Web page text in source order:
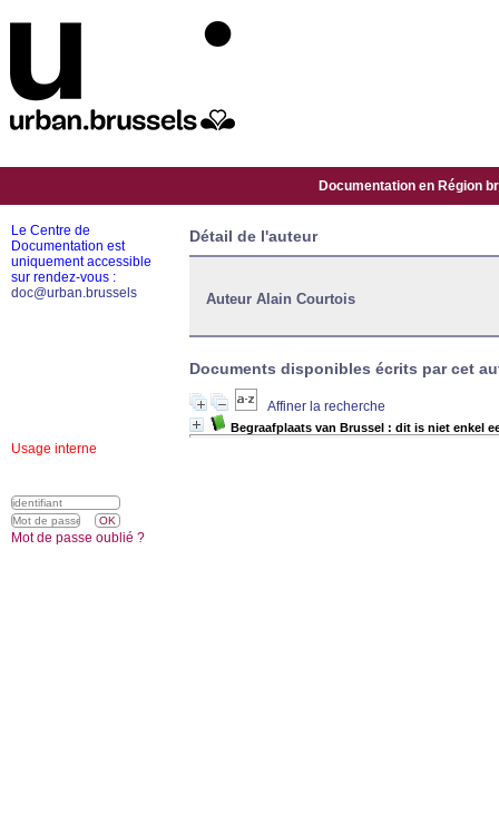
Documentation en Région
Détail de l'auteur
Auteur Alain Courtois
Documents disponibles écrits par cet
Affiner la recherche
Begraafplaats van Brussel : dit is niet enkel
Le Centre de
Documentation est
uniquement accessible
sur rendez-vous :
doc@urban.brussels
Usage interne
Mot de passe oublié ?